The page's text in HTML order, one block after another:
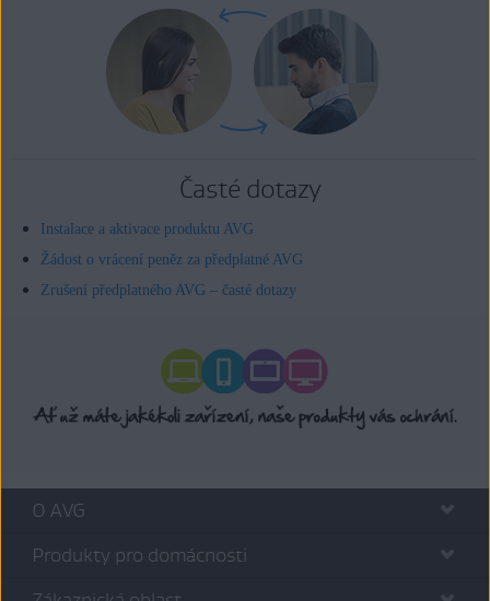
Časté dotazy
Instalace a aktivace produktu AVG
Žádost o vrácení peněz za předplatné AVG
Zrušení předplatného AVG – časté dotazy
O AVG
Produkty pro domácnosti